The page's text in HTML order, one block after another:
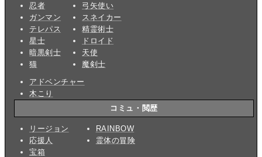
忍者
ガンマン
テレパス
星士
暗黒剣士
猫
弓矢使い
スネイカー
精霊術士
ドロイド
天使
魔剣士
アドベンチャー
木こり
コミュ・閲歴
リージョン
応援人
宝箱
RAINBOW
霊体の冒険